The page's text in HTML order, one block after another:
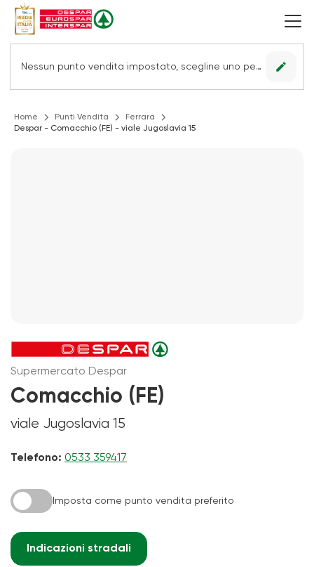
Nessun punto vendita impostato, scegline uno per vedere le offerte. edit
Home Punti Vendita
Ferrara
Despar - Comacchio (FE) - viale Jugoslavia 15
Supermercato Despar
Comacchio (FE)
viale Jugoslavia 15
Telefono: 0533 359417
Imposta come punto vendita preferito
Indicazioni stradali